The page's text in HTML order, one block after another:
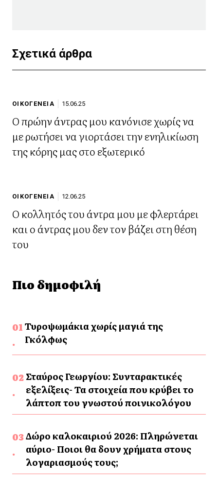
Σχετικά άρθρα
ΟΙΚΟΓΕΝΕΙΑ 15.06.25
Ο πρώην άντρας μου κανόνισε χωρίς να
με ρωτήσει να γιορτάσει την ενηλικίωση
της κόρης μας στο εξωτερικό
ΟΙΚΟΓΕΝΕΙΑ 12.06.25
Ο κολλητός του άντρα μου με φλερτάρει
και ο άντρας μου δεν τον βάζει στη θέση
του
Πιο δημοφιλή
Τυροψωμάκια χωρίς μαγιά της
Γκόλφως
Σταύρος Γεωργίου: Συνταρακτικές
εξελίξεις- Τα στοιχεία που κρύβει το
λάπτοπ του γνωστού ποινικολόγου
Δώρο καλοκαιριού 2026: Πληρώνεται
αύριο- Ποιοι θα δουν χρήματα στους
λογαριασμούς τους;